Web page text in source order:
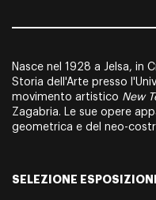
Nasce nel 1928 a Jelsa, in
Storia dell'Arte presso
movimento artistico New
Zagabria. Le sue opere
geometrica e del neo-
SELEZIONE